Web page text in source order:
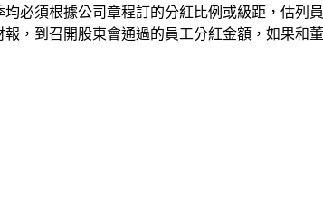
必須根據公司章程訂的分紅比例或級距，估列
，到召開股東會通過的員工分紅金額，如果和